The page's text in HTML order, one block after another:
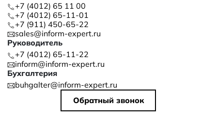
+7 (4012) 65 11 00
+7 (4012) 65-11-01
+7 (911) 450-65-22
sales@inform-expert.ru
Руководитель
+7 (4012) 65-11-22
inform@inform-expert.ru
Бухгалтерия
buhgalter@inform-expert.ru
Обратный звонок